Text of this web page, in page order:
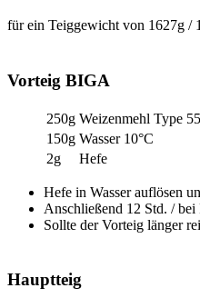
für ein Teiggewicht von 1627g /
Vorteig BIGA
250g Weizenmehl Type
150g Wasser 10°C
2g
Hefe
Hefe in Wasser auflösen
Anschließend 12 Std. / bei
Sollte der Vorteig länger
Hauptteig